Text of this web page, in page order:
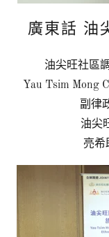
廣東話 油
油尖旺社區
Yau Tsim Mong
副律
油尖
亮希